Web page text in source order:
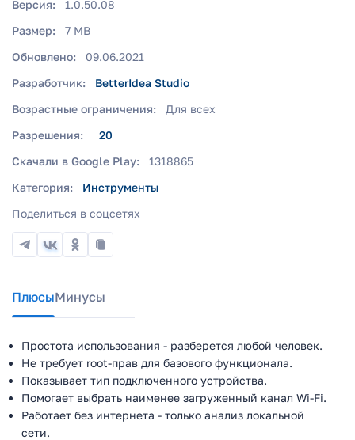
Версия:
1.0.50.08
Размер:
7 MB
Обновлено:
09.06.2021
Разработчик:
BetterIdea Studio
Возрастные ограничения:
Для всех
Разрешения:
20
Скачали в Google Play:
1318865
Категория:
Инструменты
Поделиться в соцсетях
ПлюсыМинусы
Простота использования - разберется любой человек.
Не требует root-прав для базового функционала.
Показывает тип подключенного устройства.
Помогает выбрать наименее загруженный канал Wi-Fi.
Работает без интернета - только анализ локальной
сети.